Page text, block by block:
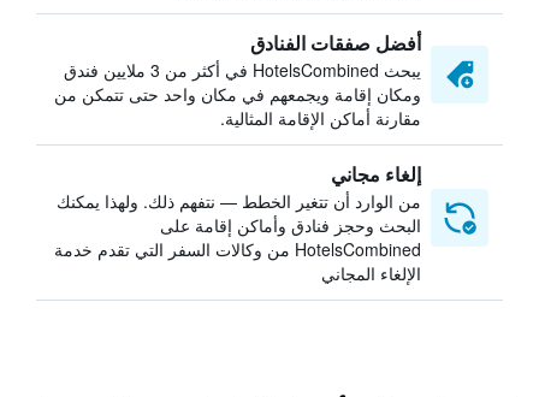
أفضل صفقات الفنادق
يبحث HotelsCombined في أكثر من 3 ملايين فندق
ومكان إقامة ويجمعهم في مكان واحد حتى تتمكن من
مقارنة أماكن الإقامة المثالية.
إلغاء مجاني
من الوارد أن تتغير الخطط — نتفهم ذلك. ولهذا يمكنك
البحث وحجز فنادق وأماكن إقامة على
HotelsCombined من وكالات السفر التي تقدم خدمة
الإلغاء المجاني